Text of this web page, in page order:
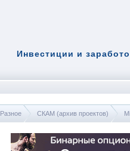
Инвестиции и
Разное СКАМ (архив проектов)